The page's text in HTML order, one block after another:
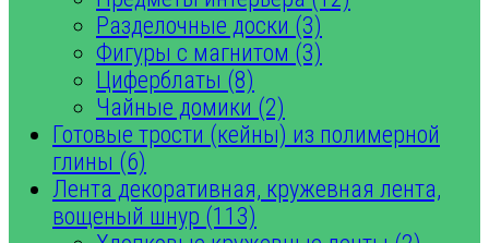
Разделочные доски (3)
Фигуры с магнитом (3)
Циферблаты (8)
Чайные домики (2)
Готовые трости (кейны) из полимерной
глины (6)
Лента декоративная, кружевная лента,
вощеный шнур (113)